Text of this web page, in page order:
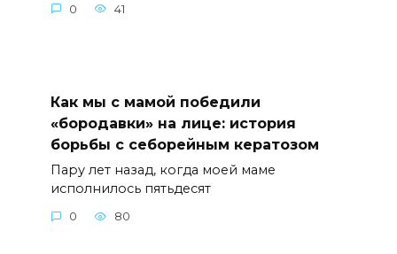
0 41
Как мы с мамой победили
«бородавки» на лице: история
борьбы с себорейным кератозом
Пару лет назад, когда моей маме
исполнилось пятьдесят
0 80